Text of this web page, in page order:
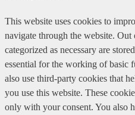
This website uses cookies to
navigate through the website. Out
categorized as necessary are
essential for the working of basic
also use third-party cookies that
you use this website. These
only with your consent. You also